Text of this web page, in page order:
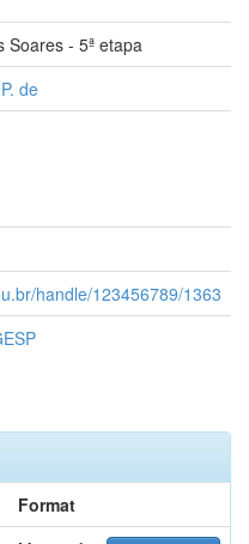
Soares - 5ª etapa
de
handle/123456789/1363
Format